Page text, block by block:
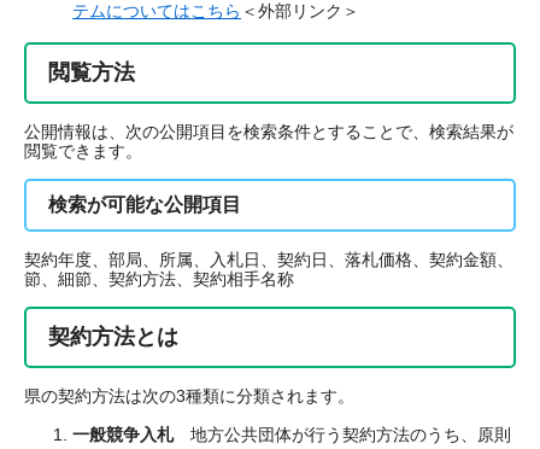
テムについてはこちら ＜外部リンク＞
閲覧方法
公開情報は、次の公開項目を検索条件とすることで、検索結果が
閲覧できます。
検索が可能な公開項目
契約年度、部局、所属、入札日、契約日、落札価格、契約金額、
節、細節、契約方法、契約相手名称
契約方法とは
県の契約方法は次の3種類に分類されます。
一般競争入札 地方公共団体が行う契約方法のうち、原則